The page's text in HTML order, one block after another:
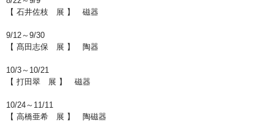
【 石井佐枝 展 】 磁器
9/12～9/30
【 髙田志保 展 】 陶器
10/3～10/21
【 打田翠 展 】 磁器
10/24～11/11
【 高橋亜希 展 】 陶磁器